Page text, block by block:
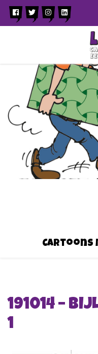
Cartoons
191014 –
1